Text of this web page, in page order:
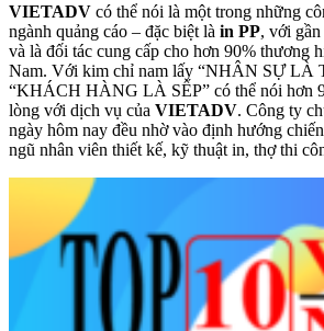
VIETADV có thể nói là một trong những
ngành quảng cáo – đặc biệt là in PP, với
và là đối tác cung cấp cho hơn 90% thương
Nam. Với kim chỉ nam lấy “NHÂN SỰ LÀ
“KHÁCH HÀNG LÀ SẾP” có thể nói hơn
lòng với dịch vụ của VIETADV. Công ty
ngày hôm nay đều nhờ vào định hướng
ngũ nhân viên thiết kế, kỹ thuật in, thợ thi